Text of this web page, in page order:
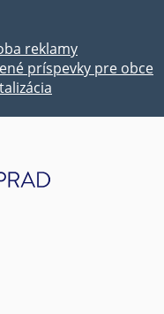
reklamy
príspevky pre obce